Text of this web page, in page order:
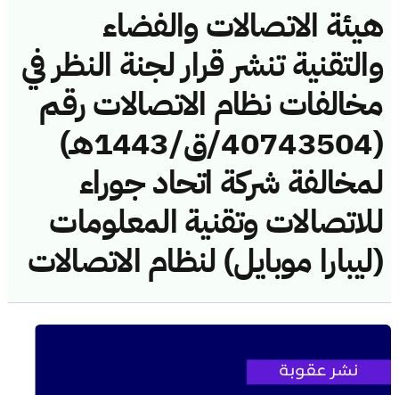
هيئة الاتصالات والفضاء
والتقنية تنشر قرار لجنة النظر في
مخالفات نظام الاتصالات رقم
(40743504/ق/1443هـ)
لمخالفة شركة اتحاد جوراء
للاتصالات وتقنية المعلومات
(ليبارا موبايل) لنظام الاتصالات